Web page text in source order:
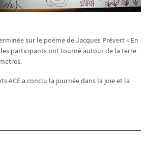
sur le poème de Jacques Prévert « En
les participants ont tourné autour de la terre
ACE a conclu la journée dans la joie et la